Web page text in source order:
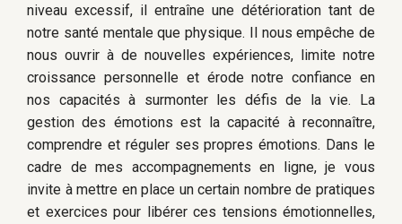
niveau excessif, il entraîne une détérioration tant de
notre santé mentale que physique. Il nous empêche de
nous ouvrir à de nouvelles expériences, limite notre
croissance personnelle et érode notre confiance en
nos capacités à surmonter les défis de la vie. La
gestion des émotions est la capacité à reconnaître,
comprendre et réguler ses propres émotions. Dans le
cadre de mes accompagnements en ligne, je vous
invite à mettre en place un certain nombre de pratiques
et exercices pour libérer ces tensions émotionnelles,